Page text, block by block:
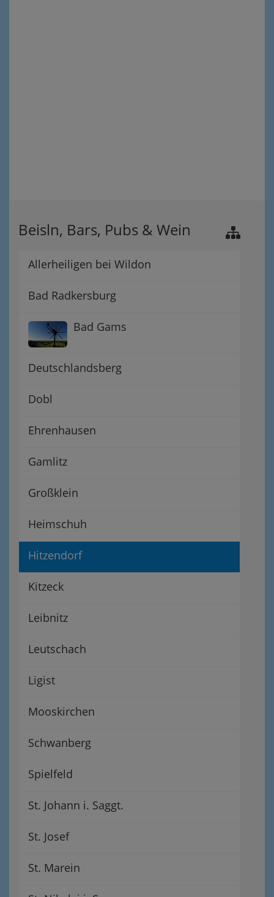
Beisln, Bars, Pubs & Wein
Allerheiligen bei Wildon
Bad Radkersburg
Bad Gams
Deutschlandsberg
Dobl
Ehrenhausen
Gamlitz
Großklein
Heimschuh
Hitzendorf
Kitzeck
Leibnitz
Leutschach
Ligist
Mooskirchen
Schwanberg
Spielfeld
St. Johann i. Saggt.
St. Josef
St. Marein